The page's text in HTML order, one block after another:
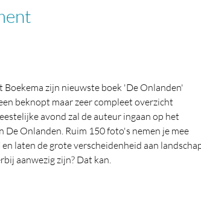
Boekema zijn nieuwste boek 'De Onlanden'
beknopt maar zeer compleet overzicht
avond zal de auteur ingaan op het
De Onlanden. Ruim 150 foto's nemen je mee
laten de grote verscheidenheid aan
aanwezig zijn? Dat kan.